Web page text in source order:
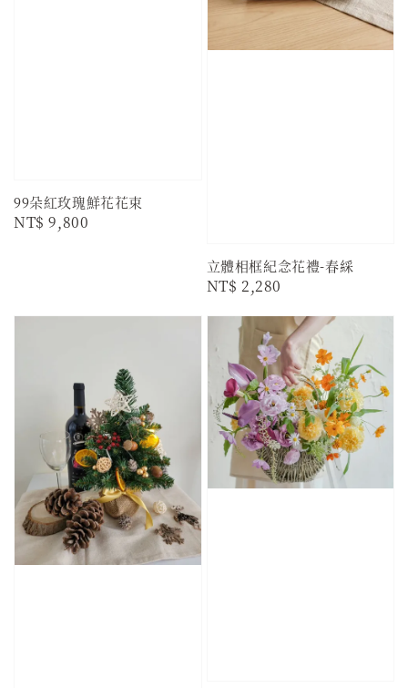
99朵紅玫瑰鮮花花束
Regular
NT$ 9,800
立體相框紀念花禮-春綵
Regular
NT$ 2,280